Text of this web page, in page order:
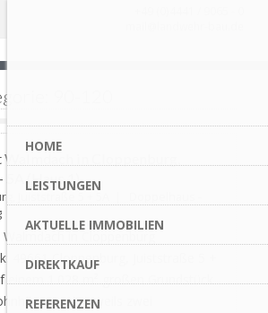
HOME
LEISTUNGEN
AKTUELLE IMMOBILIEN
DIREKTKAUF
REFERENZEN
90-120
AKTUALISIERT
in Cloppenburg,
5A (Haus 1)
Juiststraße 5 + 5A | Doppelhaus -
in Cloppenburg
49661 Cloppenburg, Juiststraße 5 +
einem 1.028 m² großen Grundstück
mit jeweils zwei